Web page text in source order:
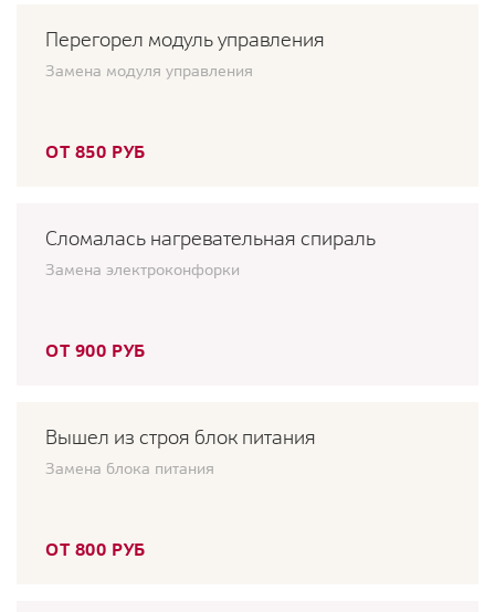
Перегорел модуль управления
Замена модуля управления
ОТ 850 РУБ
Сломалась нагревательная спираль
Замена электроконфорки
ОТ 900 РУБ
Вышел из строя блок питания
Замена блока питания
ОТ 800 РУБ